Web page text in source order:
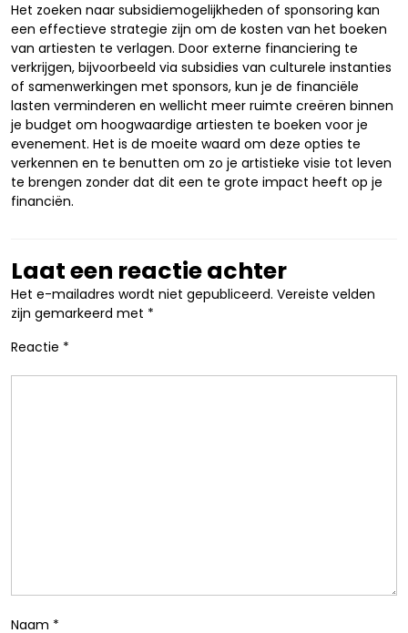
Het zoeken naar subsidiemogelijkheden of sponsoring kan
een effectieve strategie zijn om de kosten van het boeken
van artiesten te verlagen. Door externe financiering te
verkrijgen, bijvoorbeeld via subsidies van culturele instanties
of samenwerkingen met sponsors, kun je de financiële
lasten verminderen en wellicht meer ruimte creëren binnen
je budget om hoogwaardige artiesten te boeken voor je
evenement. Het is de moeite waard om deze opties te
verkennen en te benutten om zo je artistieke visie tot leven
te brengen zonder dat dit een te grote impact heeft op je
financiën.
Laat een reactie achter
Het e-mailadres wordt niet gepubliceerd. Vereiste velden
zijn gemarkeerd met *
Reactie *
Naam *